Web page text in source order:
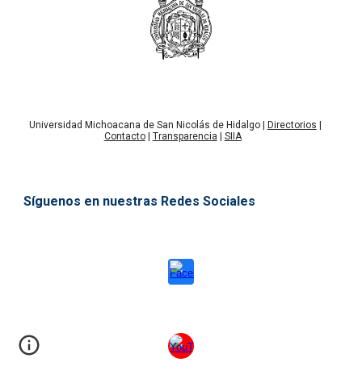
Universidad Michoacana de San Nicolás de Hidalgo | Directorios
Contacto| Transparencia SIIA
Síguenos en nuestras Redes Sociales